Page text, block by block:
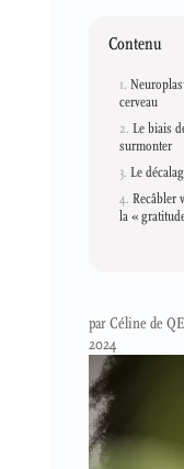
Contenu
cerveau
Le biais
surmonter
Le
Recâbler
la «
parCéline de
2024